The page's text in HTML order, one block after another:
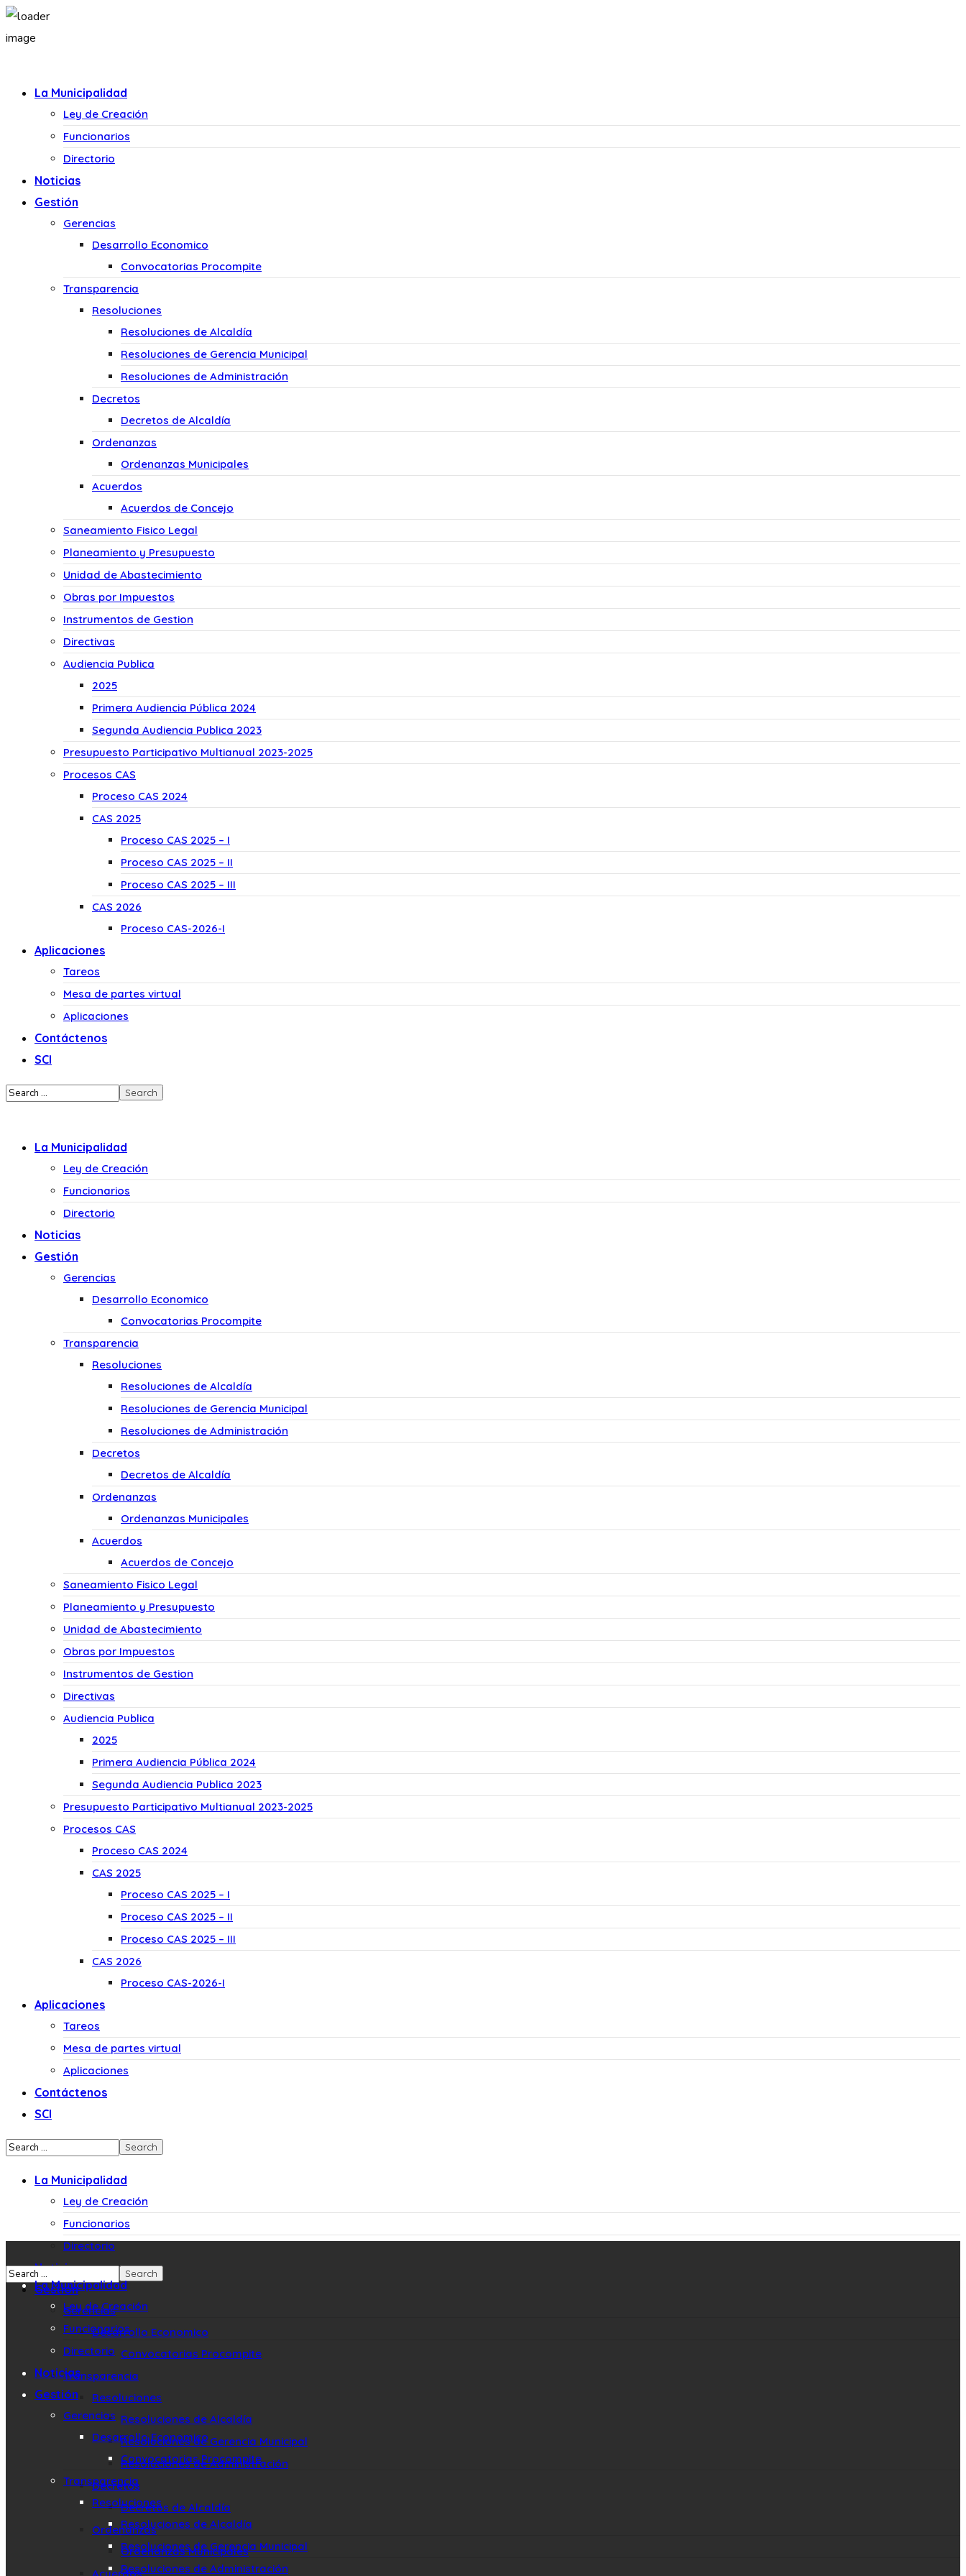
La Municipalidad
Ley de Creación
Funcionarios
Directorio
Noticias
Gestión
Gerencias
Desarrollo Economico
Convocatorias Procompite
Transparencia
Resoluciones
Resoluciones de Alcaldía
Resoluciones de Gerencia Municipal
Resoluciones de Administración
Decretos
Decretos de Alcaldía
Ordenanzas
Ordenanzas Municipales
Acuerdos
Acuerdos de Concejo
Saneamiento Fisico Legal
Planeamiento y Presupuesto
Unidad de Abastecimiento
Obras por Impuestos
Instrumentos de Gestion
Directivas
Audiencia Publica
2025
Primera Audiencia Pública 2024
Segunda Audiencia Publica 2023
Presupuesto Participativo Multianual 2023-2025
Procesos CAS
Proceso CAS 2024
CAS 2025
Proceso CAS 2025 – I
Proceso CAS 2025 – II
Proceso CAS 2025 – III
CAS 2026
Proceso CAS-2026-I
Aplicaciones
Tareos
Mesa de partes virtual
Aplicaciones
Contáctenos
SCI
La Municipalidad
Ley de Creación
Funcionarios
Directorio
Noticias
Gestión
Gerencias
Desarrollo Economico
Convocatorias Procompite
Transparencia
Resoluciones
Resoluciones de Alcaldía
Resoluciones de Gerencia Municipal
Resoluciones de Administración
Decretos
Decretos de Alcaldía
Ordenanzas
Ordenanzas Municipales
Acuerdos
Acuerdos de Concejo
Saneamiento Fisico Legal
Planeamiento y Presupuesto
Unidad de Abastecimiento
Obras por Impuestos
Instrumentos de Gestion
Directivas
Audiencia Publica
2025
Primera Audiencia Pública 2024
Segunda Audiencia Publica 2023
Presupuesto Participativo Multianual 2023-2025
Procesos CAS
Proceso CAS 2024
CAS 2025
Proceso CAS 2025 – I
Proceso CAS 2025 – II
Proceso CAS 2025 – III
CAS 2026
Proceso CAS-2026-I
Aplicaciones
Tareos
Mesa de partes virtual
Aplicaciones
Contáctenos
SCI
La Municipalidad
Ley de Creación
Funcionarios
Directorio
Noticias
Gestión
Gerencias
Desarrollo Economico
Convocatorias Procompite
Transparencia
Resoluciones
Resoluciones de Alcaldía
Resoluciones de Gerencia Municipal
Resoluciones de Administración
Decretos
Decretos de Alcaldía
Ordenanzas
Ordenanzas Municipales
La Municipalidad
Ley de Creación
Funcionarios
Directorio
Noticias
Gestión
Gerencias
Desarrollo Economico
Convocatorias Procompite
Transparencia
Resoluciones
Resoluciones de Alcaldía
Resoluciones de Gerencia Municipal
Resoluciones de Administración